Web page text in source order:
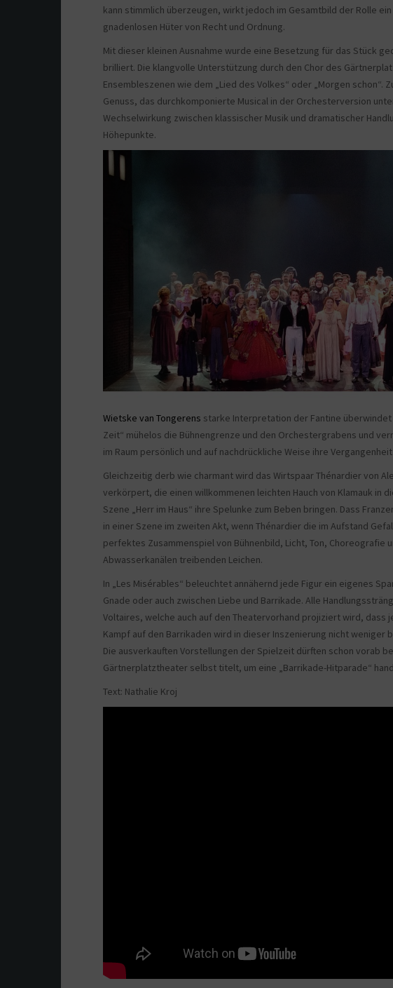
kann stimmlich überzeugen, wirkt jedoch im Gesamtbild der Rolle
gnadenlosen Hüter von Recht und Ordnung.
Mit dieser kleinen Ausnahme wurde eine Besetzung für das Stück
brilliert. Die klangvolle Unterstützung durch den Chor des
Ensembleszenen wie dem „Lied des Volkes“ oder „Morgen schon“.
Genuss, das durchkomponierte Musical in der Orchesterversion
Wechselwirkung zwischen klassischer Musik und dramatischer
Höhepunkte.
Wietske van Tongerens starke Interpretation der Fantine überwindet
Zeit“ mühelos die Bühnengrenze und den Orchestergrabens und
im Raum persönlich und auf nachdrückliche Weise ihre
Gleichzeitig derb wie charmant wird das Wirtspaar Thénardier von
verkörpert, die einen willkommenen leichten Hauch von Klamauk in
Szene „Herr im Haus“ ihre Spelunke zum Beben bringen. Dass
in einer Szene im zweiten Akt, wenn Thénardier die im Aufstand
perfektes Zusammenspiel von Bühnenbild, Licht, Ton, Choreografie
Abwasserkanälen treibenden Leichen.
In „Les Misérables“ beleuchtet annähernd jede Figur ein eigenes
Gnade oder auch zwischen Liebe und Barrikade. Alle
Voltaires, welche auch auf den Theatervorhand projiziert wird, dass
Kampf auf den Barrikaden wird in dieser Inszenierung nicht
Die ausverkauften Vorstellungen der Spielzeit dürften schon vorab
Gärtnerplatztheater selbst titelt, um eine „Barrikade-Hitparade“
Text: Nathalie Kroj